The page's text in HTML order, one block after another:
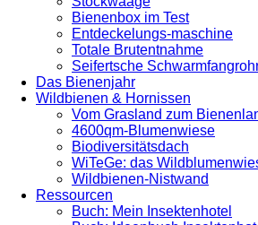
Bienenbox im Test
Entdeckelungs-maschine
Totale Brutentnahme
Seifertsche
Das Bienenjahr
Wildbienen & Hornissen
Vom Grasland zum
4600qm-Blumenwiese
Biodiversitätsdach
WiTeGe: das
Wildbienen-Nistwand
Ressourcen
Buch: Mein Insektenhotel